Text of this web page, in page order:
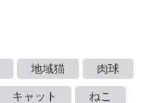
地域猫 肉球
キャット ねこ